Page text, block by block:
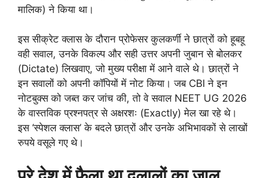
मालिक) ने किया था।
इस सीक्रेट क्लास के दौरान प्रोफेसर कुलकर्णी ने छात्रों को हूबहू
वही सवाल, उनके विकल्प और सही उत्तर अपनी जुबान से बोलकर
(Dictate) लिखवाए, जो मुख्य परीक्षा में आने वाले थे। छात्रों ने
इन सवालों को अपनी कॉपियों में नोट किया। जब CBI ने इन
नोटबुक्स को जब्त कर जांच की, तो वे सवाल NEET UG 2026
के वास्तविक प्रश्नपत्र से अक्षरशः (Exactly) मेल खा रहे थे।
इस ‘स्पेशल क्लास’ के बदले छात्रों और उनके अभिभावकों से लाखों
रुपये वसूले गए थे।